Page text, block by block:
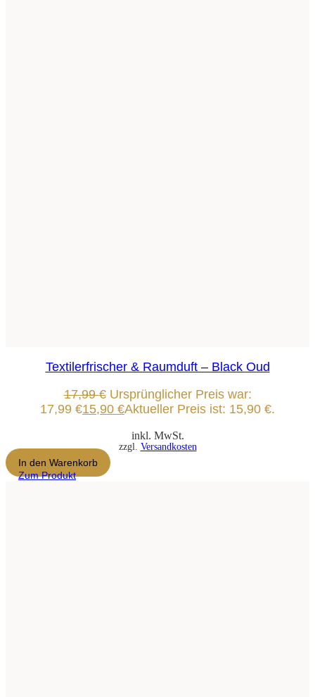
Textilerfrischer & Raumduft – Black Oud
17,99€ Ursprünglicher Preis war:
17,99 €15,90 €Aktueller Preis ist: 15,90 €.
inkl. MwSt.
zzgl. Versandkosten
In den Warenkorb
Zum Produkt